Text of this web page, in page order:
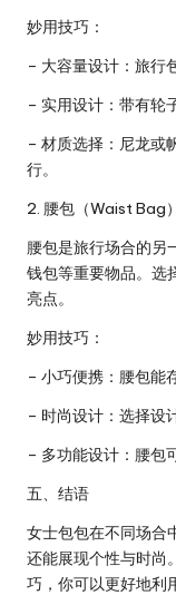
妙用技巧：
– 大容量设计：旅行
– 实用设计：带有轮
– 材质选择：尼龙或
行。
2. 腰包（Waist Bag）
腰包是旅行场合的另
钱包等重要物品。选
亮点。
妙用技巧：
– 小巧便携：腰包能
– 时尚设计：选择设
– 多功能设计：腰包
五、结语
女士包包在不同场合
还能展现个性与时尚
巧，你可以更好地利